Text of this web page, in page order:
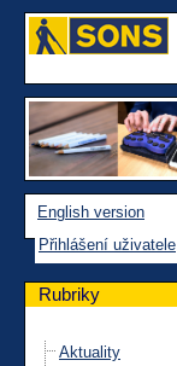
English version
Přihlášení uživatele
Rubriky
Aktuality